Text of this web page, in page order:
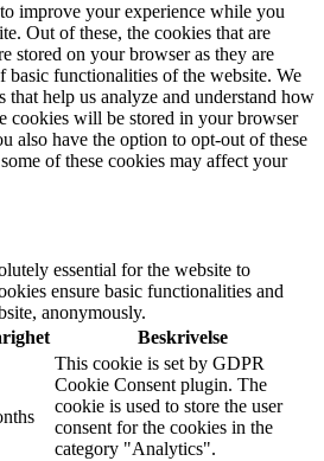
improve your experience while you
Out of these, the cookies that are
stored on your browser as they are
basic functionalities of the website. We
that help us analyze and understand how
cookies will be stored in your browser
also have the option to opt-out of these
of these cookies may affect your
essential for the website to
ensure basic functionalities and
anonymously.
Beskrivelse
This cookie is set by GDPR
Cookie Consent plugin. The
cookie is used to store the user
consent for the cookies in the
category "Analytics".